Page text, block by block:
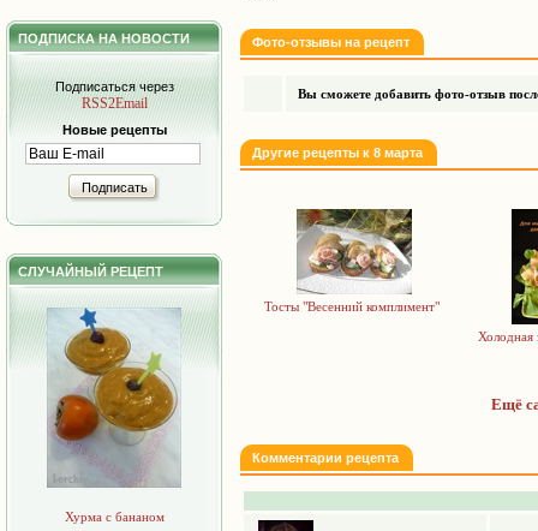
ПОДПИСКА НА НОВОСТИ
Подписаться через
RSS2Email
Новые рецепты
Подписать
СЛУЧАЙНЫЙ РЕЦЕПТ
Хурма с бананом
Фото-отзывы на рецепт
Вы сможете добавить фото-отзыв
Другие рецепты к 8 марта
Тосты "Весенний комплимент"
Холодная
Ещё
Комментарии рецепта